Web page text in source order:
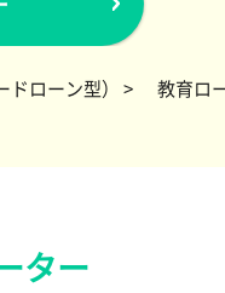
ドローン型） > 教育ロ
ター